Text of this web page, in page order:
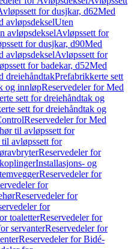
for dusjkar, d62Med
avløpsdekselUten
avløpsdekselAvløpssett for
for dusjkar, d90Med
avløpsdekselAvløpssett for
for badekar, d52Med
dreiehåndtakPrefabrikkerte sett
og innløpReservedeler for Med
sett for dreiehåndtak og
sett for dreiehåndtak og
Reservedeler for Med
til avløpssett for
avløpssett for
Reservedeler for
Installasjons- og
Reservedeler for
for
Reservedeler for
for
toaletterReservedeler for
servanterReservedeler for
Reservedeler for Bidé-